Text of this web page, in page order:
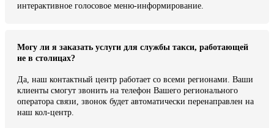
интерактивное голосовое меню-информирование.
Могу ли я заказать услуги для службы такси, работающей
не в столицах?
Да, наш контактный центр работает со всеми регионами. Ваши
клиенты смогут звонить на телефон Вашего регионального
оператора связи, звонок будет автоматически перенаправлен на
наш кол-центр.